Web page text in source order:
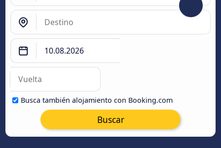
Busca también alojamiento con Booking.com
Buscar